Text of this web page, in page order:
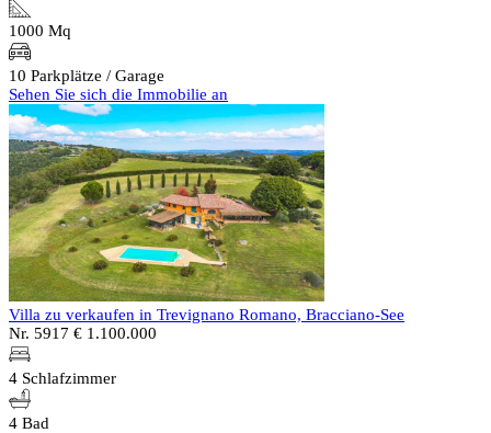
1000 Mq
10 Parkplätze / Garage
Sehen Sie sich die Immobilie an
Villa zu verkaufen in Trevignano Romano, Bracciano-See
Nr. 5917 € 1.100.000
4 Schlafzimmer
4 Bad